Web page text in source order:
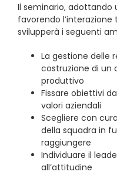
Il seminario,
favorendo
svilupperà i seguenti
La gestione delle
costruzione di un
produttivo
Fissare obiettivi
valori aziendali
Scegliere con
della squadra in
raggiungere
Individuare il
all’attitudine